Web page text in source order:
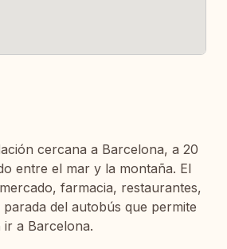
cercana a Barcelona, a 20
entre el mar y la montaña. El
farmacia, restaurantes,
del autobús que permite
a Barcelona.